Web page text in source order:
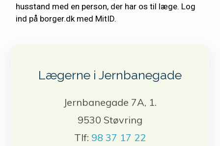
husstand med en person, der har os til læge. Log
ind på borger.dk med MitID.
Lægerne i Jernbanegade
Jernbanegade 7A, 1.
9530 Støvring
Tlf: 98 37 17 22